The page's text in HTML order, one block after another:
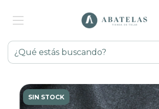
SIN STOCK